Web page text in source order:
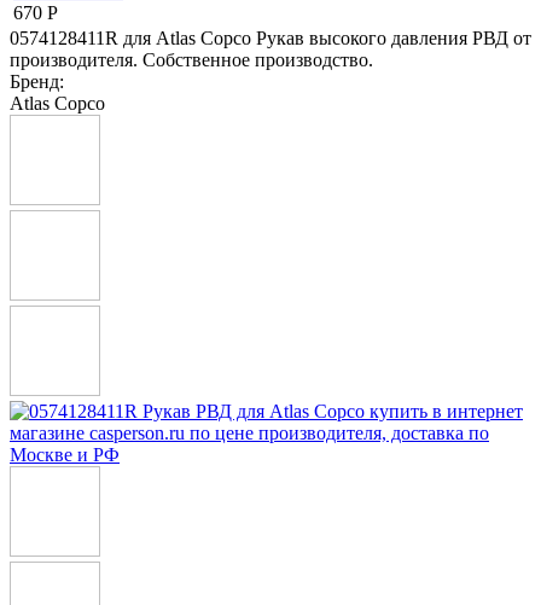
‍670‍ Р
0574128411R для Atlas Copco Рукав высокого давления РВД от
производителя. Собственное производство.
Бренд:
Atlas Copco